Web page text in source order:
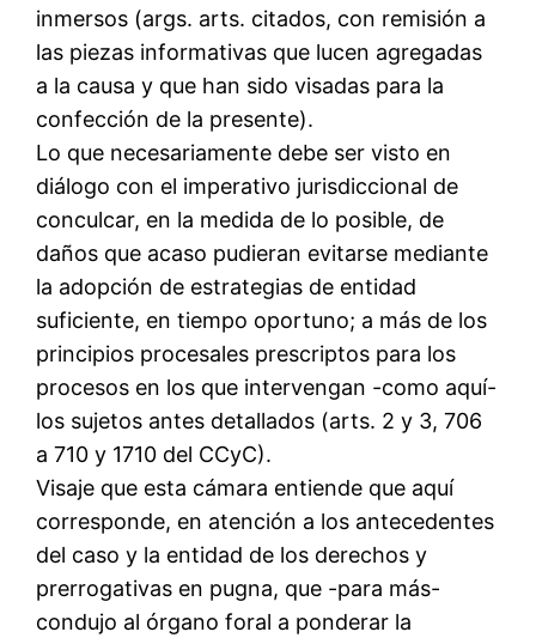
inmersos (args. arts. citados, con remisión a
las piezas informativas que lucen agregadas
a la causa y que han sido visadas para la
confección de la presente).
Lo que necesariamente debe ser visto en
diálogo con el imperativo jurisdiccional de
conculcar, en la medida de lo posible, de
daños que acaso pudieran evitarse mediante
la adopción de estrategias de entidad
suficiente, en tiempo oportuno; a más de los
principios procesales prescriptos para los
procesos en los que intervengan -como aquí-
los sujetos antes detallados (arts. 2 y 3, 706
a 710 y 1710 del CCyC).
Visaje que esta cámara entiende que aquí
corresponde, en atención a los antecedentes
del caso y la entidad de los derechos y
prerrogativas en pugna, que -para más-
condujo al órgano foral a ponderar la